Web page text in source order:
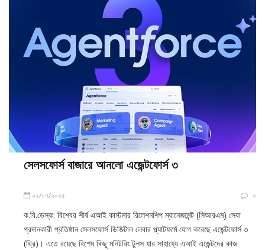
সেলসফোর্স বাজারে আনলো এজেন্টফোর্স ৩
০২/০৭/২০২৫ ০
ক.বি.ডেস্ক: বিশ্বের শীর্ষ এআই কাস্টমার রিলেশনশিপ ম্যানেজমেন্ট (সিআরএম) সেবা
প্রদানকারী প্রতিষ্ঠান সেলসফোর্স ডিজিটাল লেবার প্ল্যাটফর্মে যোগ করেছে এজেন্টফোর্স ৩
(থ্রি)। এতে রয়েছে বিশেষ কিছু মনিটরিং টুলস যার সাহায্যে এআই এজেন্টদের কাজ